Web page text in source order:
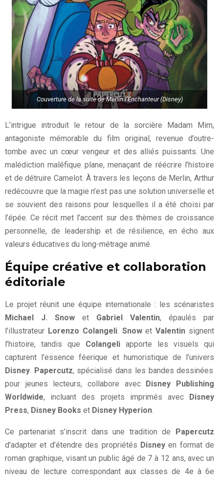
Couverture de la suite de Merlin l’Enchanteur (Disney)
L’intrigue introduit le retour de la sorcière Madam Mim,
antagoniste mémorable du film original, revenue d’outre-
tombe avec un cœur vengeur et des alliés puissants. Une
malédiction maléfique plane, menaçant de réécrire l’histoire
et de détruire Camelot. À travers les leçons de Merlin, Arthur
redécouvre que la magie n’est pas une solution universelle et
se souvient des raisons pour lesquelles il a été choisi par
l’épée. Ce récit met l’accent sur des thèmes de croissance
personnelle, de leadership et de résilience, en écho aux
valeurs éducatives du long-métrage animé.
Équipe créative et collaboration
éditoriale
Le projet réunit une équipe internationale : les scénaristes
Michael J. Snow et Gabriel Valentin, épaulés par
l’illustrateur Lorenzo Colangeli. SnowetValentin signent
l’histoire, tandis que Colangeli apporte les visuels qui
capturent l’essence féerique et humoristique de l’univers
Disney Papercutz, spécialisé dans les bandes dessinées
pour jeunes lecteurs, collabore avec Disney Publishing
Worldwide, incluant des projets imprimés avecDisney
Press, Disney Books et Disney Hyperion
Ce partenariat s’inscrit dans une tradition de Papercutz
d’adapter et d’étendre des propriétés Disneyen format de
roman graphique, visant un public âgé de 7 à 12 ans, avec un
niveau de lecture correspondant aux classes de 4e à 6e